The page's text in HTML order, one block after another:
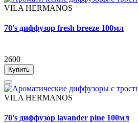
VILA HERMANOS
70's диффузор fresh breeze 100мл
2600
Купить
VILA HERMANOS
70's диффузор lavander pine 100мл